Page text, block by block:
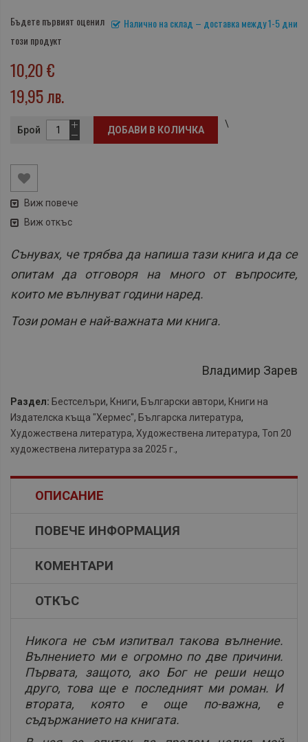
Налично на склад – доставка между 1-5 дни
Бъдете първият оценил
този продукт
10,20 €
19,95 лв.
Брой ДОБАВИ В КОЛИЧКА
\
Виж повече
Виж откъс
Сънувах, че трябва да напиша тази книга и да се
опитам да отговоря на много от въпросите,
които ме вълнуват години наред.
Този роман е най-важната ми книга.
Владимир Зарев
Раздел: Бестселъри, Книги, Български автори, Книги на
Издателска къща "Хермес", Българска литература,
Художествена литература, Художествена литература, Топ 20
художествена литература за 2025 г.,
ОПИСАНИЕ
ПОВЕЧЕ ИНФОРМАЦИЯ
КОМЕНТАРИ
ОТКЪС
Никога не съм изпитвал такова вълнение.
Вълнението ми е огромно по две причини.
Първата, защото, ако Бог не реши нещо
друго, това ще е последният ми роман. И
втората, която е още по-важна, е
съдържанието на книгата.